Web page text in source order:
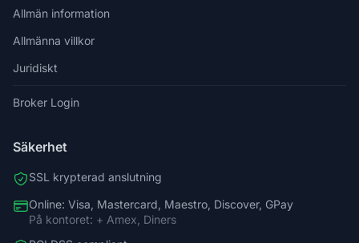
Allmän information
Allmänna villkor
Juridiskt
Broker Login
Säkerhet
SSL krypterad anslutning
Online: Visa, Mastercard, Maestro, Discover, GPay
På kontoret: + Amex, Diners